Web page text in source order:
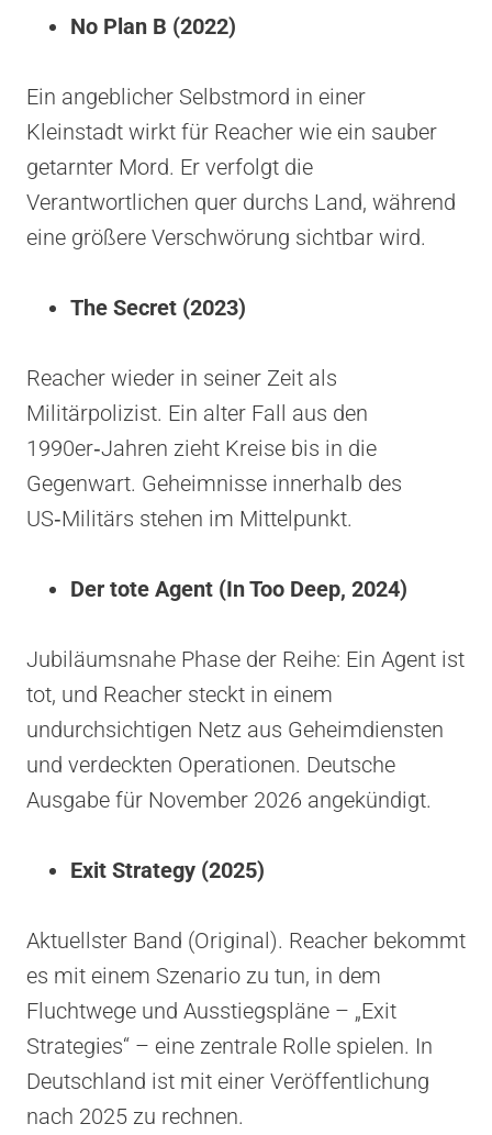
No Plan B (2022)
Ein angeblicher Selbstmord in einer
Kleinstadt wirkt für Reacher wie ein sauber
getarnter Mord. Er verfolgt die
Verantwortlichen quer durchs Land, während
eine größere Verschwörung sichtbar wird.
The Secret (2023)
Reacher wieder in seiner Zeit als
Militärpolizist. Ein alter Fall aus den
1990er‑Jahren zieht Kreise bis in die
Gegenwart. Geheimnisse innerhalb des
US‑Militärs stehen im Mittelpunkt.
Der tote Agent (In Too Deep, 2024)
Jubiläumsnahe Phase der Reihe: Ein Agent ist
tot, und Reacher steckt in einem
undurchsichtigen Netz aus Geheimdiensten
und verdeckten Operationen. Deutsche
Ausgabe für November 2026 angekündigt.
Exit Strategy (2025)
Aktuellster Band (Original). Reacher bekommt
es mit einem Szenario zu tun, in dem
Fluchtwege und Ausstiegspläne – „Exit
Strategies“ – eine zentrale Rolle spielen. In
Deutschland ist mit einer Veröffentlichung
nach 2025 zu rechnen.